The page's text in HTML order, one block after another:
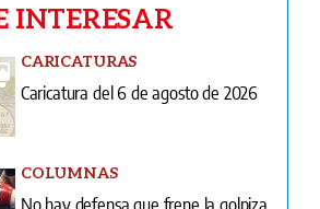
INTERESAR
CARICATURAS
Caricatura del 6 de agosto de 2026
COLUMNAS
No hay defensa que frene la golpiza